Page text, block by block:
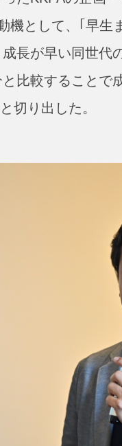
機として、｢早
長が早い同世代
比較すること
切り出した。